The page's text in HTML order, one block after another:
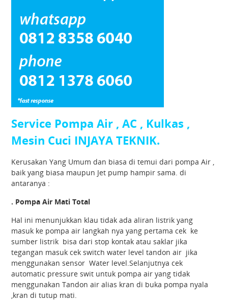
Service Pompa Air , AC , Kulkas ,
Mesin Cuci INJAYA TEKNIK.
Kerusakan Yang Umum dan biasa di temui dari pompa Air ,
baik yang biasa maupun Jet pump hampir sama. di
antaranya :
. Pompa Air Mati Total
Hal ini menunjukkan klau tidak ada aliran listrik yang
masuk ke pompa air langkah nya yang pertama cek ke
sumber listrik bisa dari stop kontak atau saklar jika
tegangan masuk cek switch water level tandon air jika
menggunakan sensor Water level.Selanjutnya cek
automatic pressure swit untuk pompa air yang tidak
menggunakan Tandon air alias kran di buka pompa nyala
,kran di tutup mati.